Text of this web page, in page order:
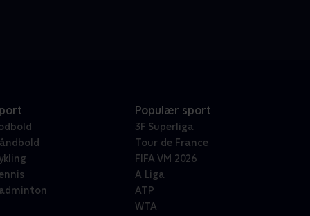
Populær sport
3F Superliga
Tour de France
FIFA VM 2026
A Liga
ATP
WTA